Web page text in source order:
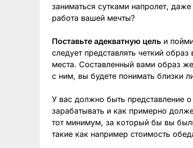
заниматься сутками напролет,
работа вашей мечты?
Поставьте адекватную цель и
следует представлять четкий
места. Составленный вами образ
с ним, вы будете понимать близки
У вас должно быть представление
зарабатывать и как примерно
тот минимум, за который бы вы
такие как например стоимость